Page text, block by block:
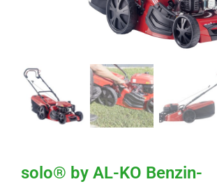
solo® by AL-KO Benzin-